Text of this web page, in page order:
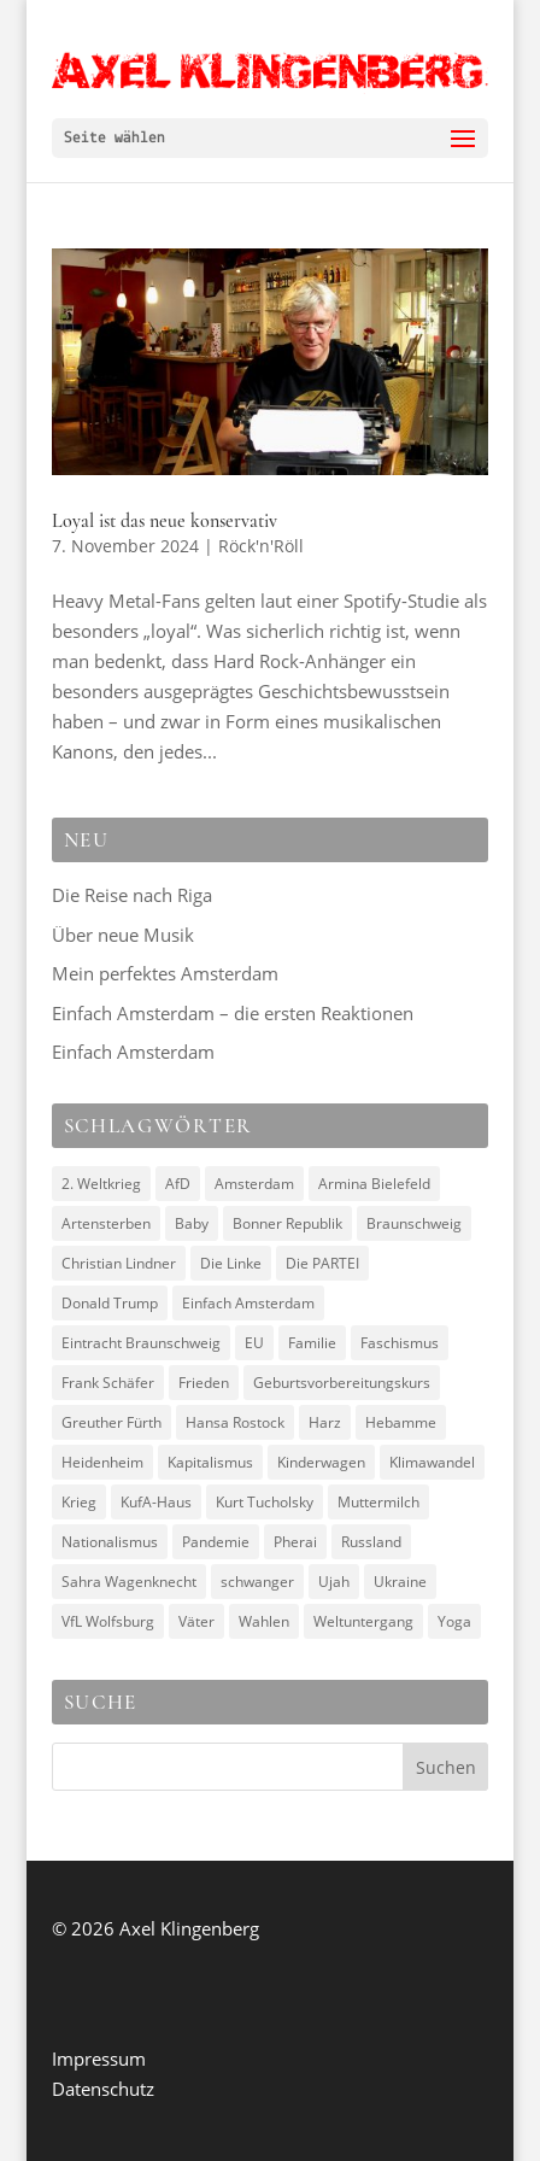
Seite wählen
Loyal ist das neue konservativ
7. November 2024| Röck'n'Röll
Heavy Metal-Fans gelten laut einer Spotify-Studie als
besonders „loyal“. Was sicherlich richtig ist, wenn
man bedenkt, dass Hard Rock-Anhänger ein
besonders ausgeprägtes Geschichtsbewusstsein
haben – und zwar in Form eines musikalischen
Kanons, den jedes...
NEU
Die Reise nach Riga
Über neue Musik
Mein perfektes Amsterdam
Einfach Amsterdam – die ersten Reaktionen
Einfach Amsterdam
SCHLAGWÖRTER
2. Weltkrieg AfD Amsterdam
Armina Bielefeld
Artensterben
Baby Bonner Republik
Braunschweig
Christian Lindner
Die Linke
Die PARTEI
Donald Trump
Einfach Amsterdam
Eintracht Braunschweig
EU Familie
Faschismus
Frank Schäfer
Frieden
Geburtsvorbereitungskurs
Greuther Fürth
Hansa Rostock Harz
Hebamme
Heidenheim
Kapitalismus Kinderwagen
Klimawandel
Krieg
KufA-Haus Kurt Tucholsky
Muttermilch
Nationalismus
Pandemie Pherai
Russland
Sahra Wagenknecht
schwanger Ujah
Ukraine
VfL Wolfsburg
Väter Wahlen Weltuntergang Yoga
SUCHE
© 2026 Axel Klingenberg
Impressum
Datenschutz